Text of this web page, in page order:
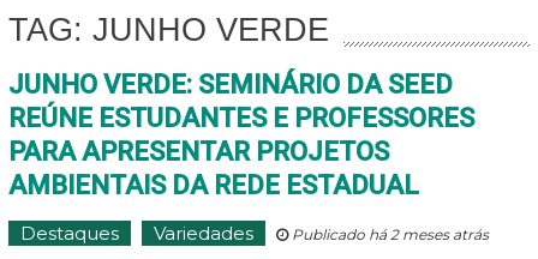
TAG: JUNHO VERDE
JUNHO VERDE: SEMINÁRIO DA SEED
REÚNE ESTUDANTES E PROFESSORES
PARA APRESENTAR PROJETOS
AMBIENTAIS DA REDE ESTADUAL
Destaques Variedades Publicado há 2 meses atrás